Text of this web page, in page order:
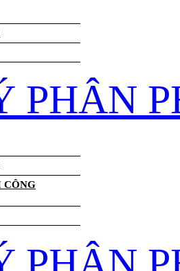
PHÂN
CÔNG